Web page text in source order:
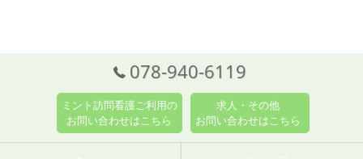
078-940-6119
ミント訪問看護ご利用の
お問い合わせはこちら
求人・その他
お問い合わせはこちら